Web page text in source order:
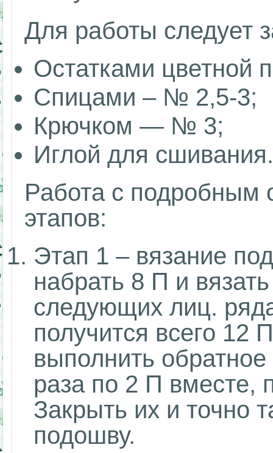
Для работы следует
Остатками цветной
Спицами – № 2,5-3;
Крючком — № 3;
Иглой для сшивания.
Работа с подробным
этапов:
Этап 1 – вязание
набрать 8 П и
следующих лиц.
получится всего 12
выполнить
раза по 2 П вместе,
Закрыть их и точно
подошву.